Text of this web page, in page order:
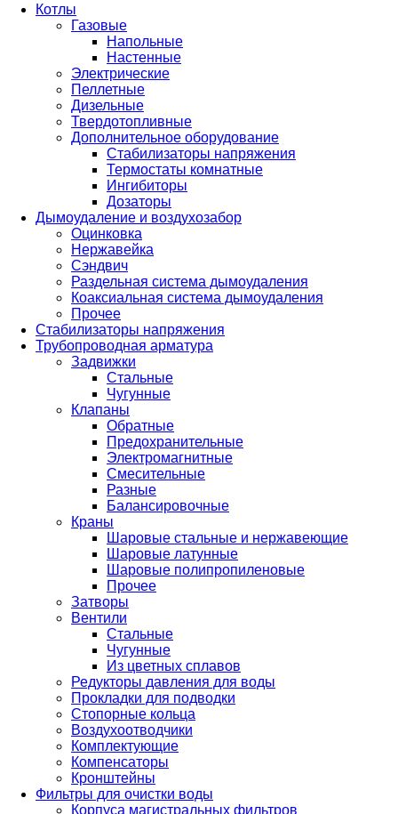
Котлы
Газовые
Напольные
Настенные
Электрические
Пеллетные
Дизельные
Твердотопливные
Дополнительное оборудование
Стабилизаторы напряжения
Термостаты комнатные
Ингибиторы
Дозаторы
Дымоудаление и воздухозабор
Оцинковка
Нержавейка
Сэндвич
Раздельная система дымоудаления
Коаксиальная система дымоудаления
Прочее
Стабилизаторы напряжения
Трубопроводная арматура
Задвижки
Стальные
Чугунные
Клапаны
Обратные
Предохранительные
Электромагнитные
Смесительные
Разные
Балансировочные
Краны
Шаровые стальные и нержавеющие
Шаровые латунные
Шаровые полипропиленовые
Прочее
Затворы
Вентили
Стальные
Чугунные
Из цветных сплавов
Редукторы давления для воды
Прокладки для подводки
Стопорные кольца
Воздухоотводчики
Комплектующие
Компенсаторы
Кронштейны
Фильтры для очистки воды
Корпуса магистральных фильтров